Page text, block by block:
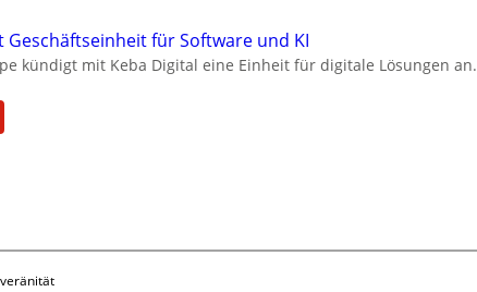
Geschäftseinheit für Software und KI
kündigt mit Keba Digital eine Einheit für digitale Lösungen an.